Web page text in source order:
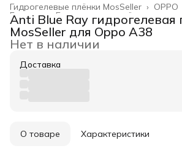
OPPO
Гидрогелевые плёнки MosSeller ›
Гидрогелевые плёнки ›
Главная ›
Anti Blue Ray гидрогелевая
MosSeller для Oppo A38
Нет в наличии
Доставка
О товаре Характеристики